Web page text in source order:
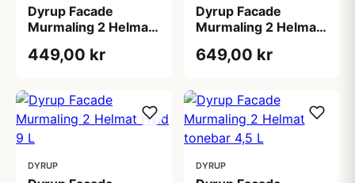
Dyrup Facade
Murmaling 2 Helmat
449,00 kr
Dyrup Facade
Murmaling 2 Helmat
649,00 kr
DYRUP DYRUP